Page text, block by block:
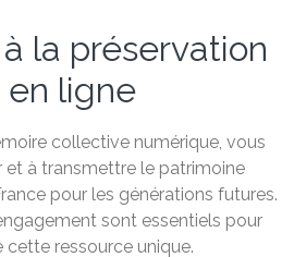
la préservation
en ligne
collective numérique, vous
et à transmettre le patrimoine
pour les générations futures.
sont essentiels pour
cette ressource unique.